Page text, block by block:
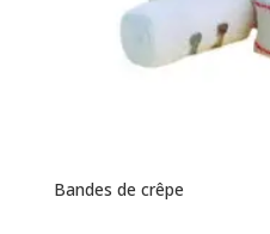
Bandes de crêpe